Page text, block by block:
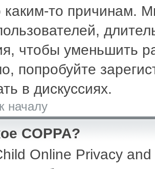
каким-то причинам.
чтобы уменьшить
попробуйте
в дискуссиях.
началу
COPPA?
Online Privacy